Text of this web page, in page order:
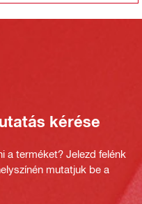
kérése
a terméket? Jelezd felénk
mutatjuk be a